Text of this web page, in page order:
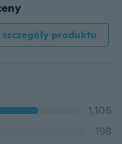
produktu
1,106
198